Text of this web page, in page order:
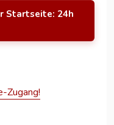
Startseite: 24h
Zugang!